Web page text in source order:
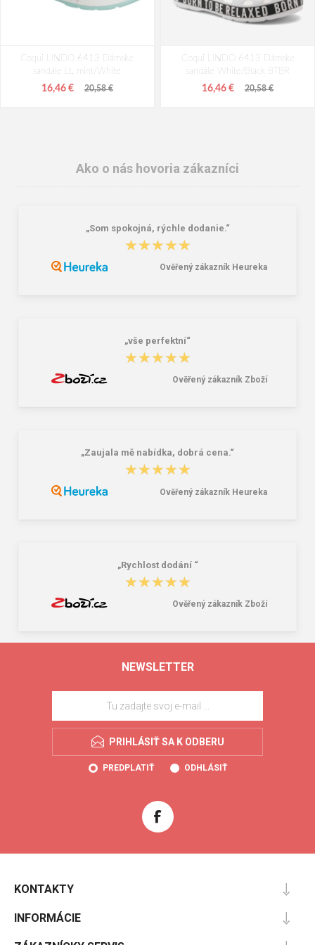
Coqui LINDO 6413 Dámske
sandále Lt. mint/White
16,46 € 20,58 €
Coqui LINDO 6413 Dámske
sandále White/Black BTBR
16,46 € 20,58 €
Ako o nás hovoria zákazníci
„Som spokojná, rýchle dodanie.“
★★★★★
★★★★★
Ověřený zákazník Heureka
„vše perfektní“
★★★★★
★★★★★
Ověřený zákazník Zboží
„Zaujala mě nabídka, dobrá cena.“
★★★★★
★★★★★
Ověřený zákazník Heureka
„Rychlost dodání “
★★★★★
★★★★★
Ověřený zákazník Zboží
NEWSLETTER
PRIHLÁSIŤ SA K ODBERU
PREDPLATIŤ ODHLÁSIŤ
KONTAKTY
INFORMÁCIE